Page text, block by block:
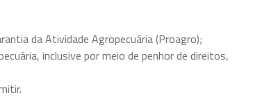
da Atividade Agropecuária (Proagro);
inclusive por meio de penhor de direitos,